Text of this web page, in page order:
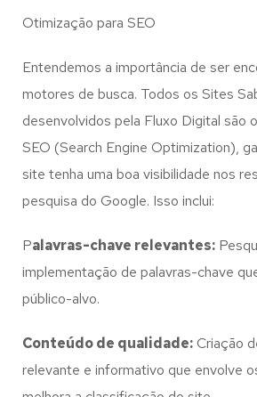
Otimização para SEO
Entendemos a importância de ser
motores de busca. Todos os Sites
desenvolvidos pela Fluxo Digital são
SEO (Search Engine Optimization),
site tenha uma boa visibilidade nos
pesquisa do Google. Isso inclui:
Palavras-chave relevantes:
implementação de palavras-chave
público-alvo.
Conteúdo de qualidade:Criação
relevante e informativo que envolve